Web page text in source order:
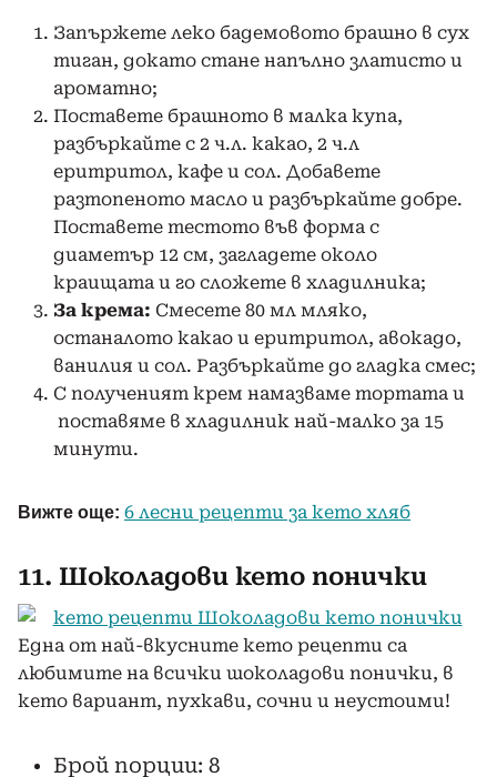
Запържете леко бадемовото брашно в сух
тиган, докато стане напълно златисто и
ароматно;
Поставете брашното в малка купа,
разбъркайте с 2 ч.л. какао, 2 ч.л
еритритол, кафе и сол. Добавете
разтопеното масло и разбъркайте добре.
Поставете тестото във форма с
диаметър 12 см, загладете около
краищата и го сложете в хладилника;
За крема: Смесете 80 мл мляко,
останалото какао и еритритол, авокадо,
ванилия и сол. Разбъркайте до гладка смес;
С полученият крем намазваме тортата и
поставяме в хладилник най-малко за 15
минути.
Вижте още: 6 лесни рецепти за кето хляб
11. Шоколадови кето понички
Една от най-вкусните кето рецепти са
любимите на всички шоколадови понички, в
кето вариант, пухкави, сочни и неустоими!
Брой порции: 8